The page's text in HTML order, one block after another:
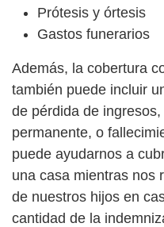
Prótesis y órtesis
Gastos funerarios
Además, la cobertura
también puede incluir
de pérdida de
permanente, o
puede ayudarnos a
una casa mientras nos
de nuestros hijos en
cantidad de la